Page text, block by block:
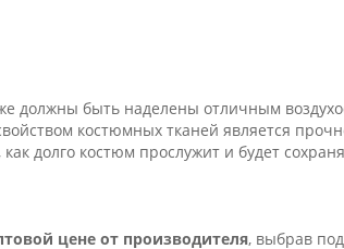
должны быть наделены отличным
костюмных тканей является
долго костюм прослужит и будет
цене от производителя, выбрав